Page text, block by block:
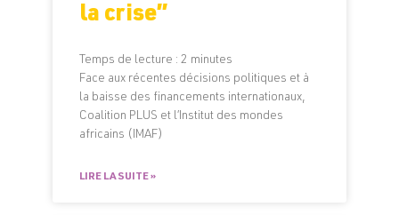
la crise”
Temps de lecture : 2 minutes
Face aux récentes décisions politiques et à
la baisse des financements internationaux,
Coalition PLUS et l’Institut des mondes
africains (IMAF)
LIRE LA SUITE »